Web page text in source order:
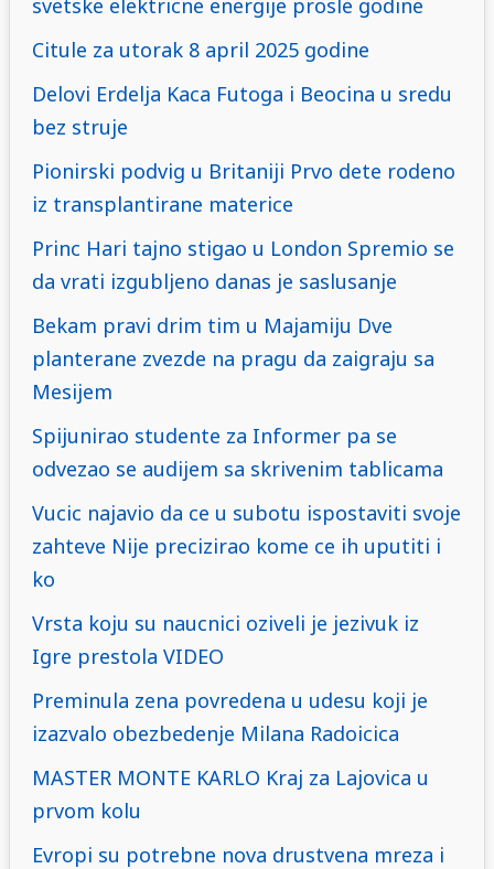
Citule za utorak 8 april 2025 godine
Delovi Erdelja Kaca Futoga i Beocina u sredu
bez struje
Pionirski podvig u Britaniji Prvo dete rodeno
iz transplantirane materice
Princ Hari tajno stigao u London Spremio se
da vrati izgubljeno danas je saslusanje
Bekam pravi drim tim u Majamiju Dve
planterane zvezde na pragu da zaigraju sa
Mesijem
Spijunirao studente za Informer pa se
odvezao se audijem sa skrivenim tablicama
Vucic najavio da ce u subotu ispostaviti svoje
zahteve Nije precizirao kome ce ih uputiti i
ko
Vrsta koju su naucnici oziveli je jezivuk iz
Igre prestola VIDEO
Preminula zena povredena u udesu koji je
izazvalo obezbedenje Milana Radoicica
MASTER MONTE KARLO Kraj za Lajovica u
prvom kolu
Evropi su potrebne nova drustvena mreza i